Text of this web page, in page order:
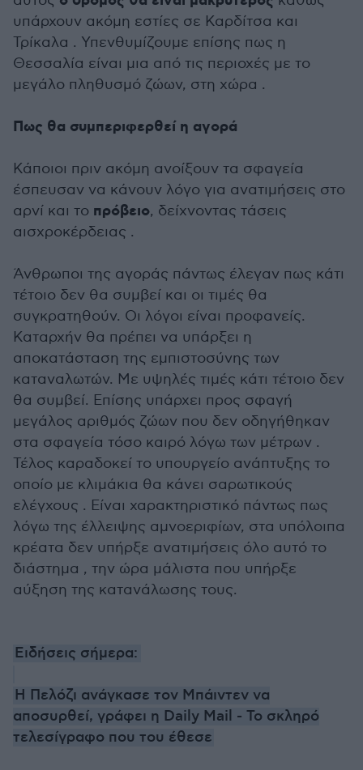
υπάρχουν ακόμη εστίες σε Καρδίτσα και
Τρίκαλα . Υπενθυμίζουμε επίσης πως η
Θεσσαλία είναι μια από τις περιοχές με το
μεγάλο πληθυσμό ζώων, στη χώρα .
Πως θα συμπεριφερθεί η αγορά
Κάποιοι πριν ακόμη ανοίξουν τα σφαγεία
έσπευσαν να κάνουν λόγο για ανατιμήσεις στο
αρνί και το πρόβειο, δείχνοντας τάσεις
αισχροκέρδειας .
Άνθρωποι της αγοράς πάντως έλεγαν πως κάτι
τέτοιο δεν θα συμβεί και οι τιμές θα
συγκρατηθούν. Οι λόγοι είναι προφανείς.
Καταρχήν θα πρέπει να υπάρξει η
αποκατάσταση της εμπιστοσύνης των
καταναλωτών. Με υψηλές τιμές κάτι τέτοιο δεν
θα συμβεί. Επίσης υπάρχει προς σφαγή
μεγάλος αριθμός ζώων που δεν οδηγήθηκαν
στα σφαγεία τόσο καιρό λόγω των μέτρων .
Τέλος καραδοκεί το υπουργείο ανάπτυξης το
οποίο με κλιμάκια θα κάνει σαρωτικούς
ελέγχους . Είναι χαρακτηριστικό πάντως πως
λόγω της έλλειψης αμνοεριφίων, στα υπόλοιπα
κρέατα δεν υπήρξε ανατιμήσεις όλο αυτό το
διάστημα , την ώρα μάλιστα που υπήρξε
αύξηση της κατανάλωσης τους.
Ειδήσεις σήμερα:
Η Πελόζι ανάγκασε τον Μπάιντεν να
αποσυρθεί, γράφει η Daily Mail - To σκληρό
τελεσίγραφο που του έθεσε